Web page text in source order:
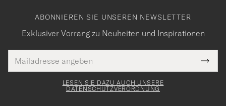
ABONNIEREN SIE UNSEREN NEWSLETTER
Exklusiver Vorrang zu Neuheiten und Inspirationen
Mail
Adresse
Tack
för
LESEN SIE DAZU AUCH UNSERE
DATENSCHUTZVERORDNUNG